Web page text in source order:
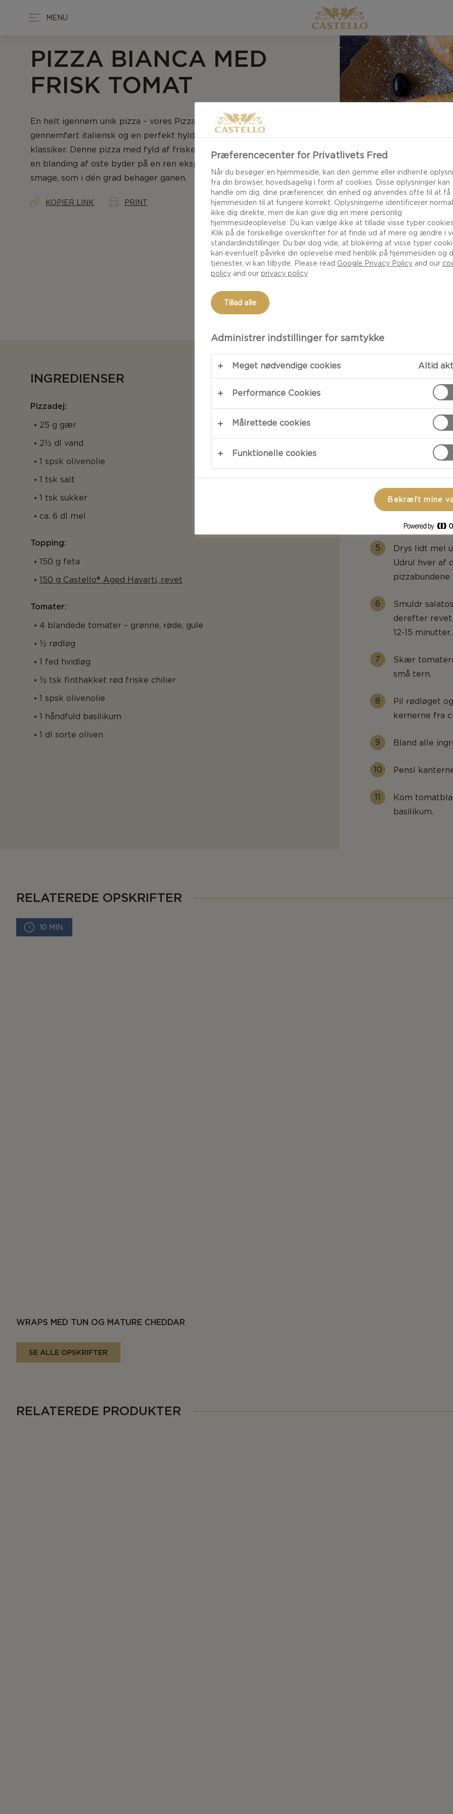
MENU
PIZZA BIANCA MED
FRISK TOMAT
En helt igennem unik pizza – vores Pizza Bianca med frisk tomat er
gennemført italiensk og en perfekt hyldest til en højtelsket
klassiker. Denne pizza med fyld af friske tomater, krydderurter og
en blanding af oste byder på en ren eksplosion af kontrastfyldte
smage, som i dén grad behager ganen.
KOPIER LINK PRINT
INGREDIENSER
Pizzadej:
25 g gær
2½ dl vand
1 spsk olivenolie
1 tsk salt
1 tsk sukker
ca. 6 dl mel
Topping:
150 g feta
150 g Castello® Aged Havarti, revet
Tomater:
4 blandede tomater – grønne, røde, gule
½ rødløg
1 fed hvidløg
½ tsk finthakket rød friske chilier
1 spsk olivenolie
1 håndfuld basilikum
1 dl sorte oliven
Tilberedning
Smuldr
meste af
Ælt dejen,
Lad dejen
Forvarm
Drys lidt mel
Udrul hver af
Smuldr
derefter revet
12-15 minutter.
Skær
små tern.
Pil rødløget
kernerne fra
Bland alle
Pensl
Kom
basilikum.
RELATEREDE OPSKRIFTER
10 MIN.
WRAPS MED TUN OG MATURE CHEDDAR
SE ALLE OPSKRIFTER
RELATEREDE PRODUKTER
Præferencecenter for Privatlivets Fred
Når du besøger en hjemmeside, kan den gemme eller indhente
fra din browser, hovedsagelig i form af cookies. Disse oplysninger kan
handle om dig, dine præferencer, din enhed og anvendes ofte til at få
hjemmesiden til at fungere korrekt. Oplysningerne identificerer
ikke dig direkte, men de kan give dig en mere personlig
hjemmesideoplevelse. Du kan vælge ikke at tillade visse typer
Klik på de forskellige overskrifter for at finde ud af mere og ændre i
standardindstillinger. Du bør dog vide, at blokering af visse typer
kan eventuelt påvirke din oplevelse med henblik på hjemmesiden og
tjenester, vi kan tilbyde. Please read Google Privacy Policyand our
policyand our privacy policy
Tillad alle
Administrer indstillinger for samtykke
Meget nødvendige cookies Altid
Performance Cookies
Målrettede cookies
Funktionelle cookies
Bekræft mine